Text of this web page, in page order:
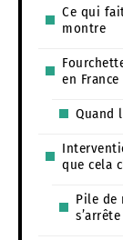
Ce qui
montre
en France
Quand
que cela
Pile de